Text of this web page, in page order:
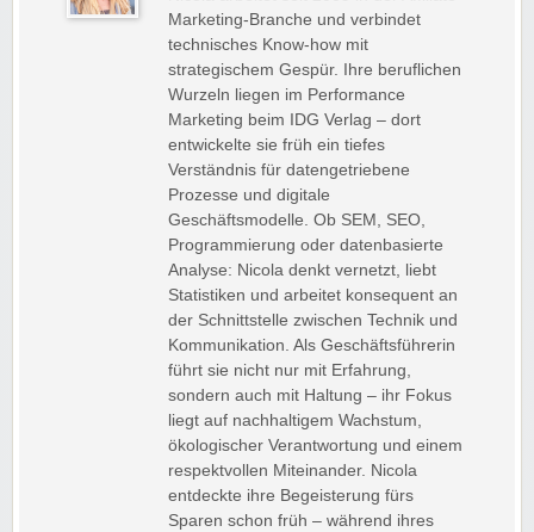
Marketing-Branche und verbindet
technisches Know-how mit
strategischem Gespür. Ihre beruflichen
Wurzeln liegen im Performance
Marketing beim IDG Verlag – dort
entwickelte sie früh ein tiefes
Verständnis für datengetriebene
Prozesse und digitale
Geschäftsmodelle. Ob SEM, SEO,
Programmierung oder datenbasierte
Analyse: Nicola denkt vernetzt, liebt
Statistiken und arbeitet konsequent an
der Schnittstelle zwischen Technik und
Kommunikation. Als Geschäftsführerin
führt sie nicht nur mit Erfahrung,
sondern auch mit Haltung – ihr Fokus
liegt auf nachhaltigem Wachstum,
ökologischer Verantwortung und einem
respektvollen Miteinander. Nicola
entdeckte ihre Begeisterung fürs
Sparen schon früh – während ihres